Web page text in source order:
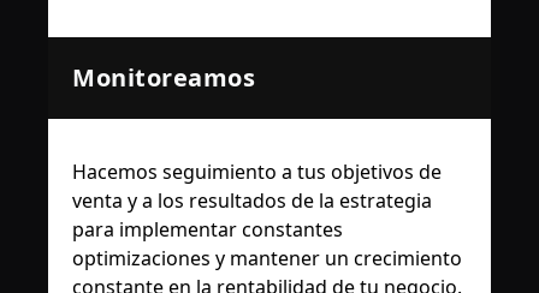
Monitoreamos
Hacemos seguimiento a tus objetivos de
venta y a los resultados de la estrategia
para implementar constantes
optimizaciones y mantener un crecimiento
constante en la rentabilidad de tu negocio.